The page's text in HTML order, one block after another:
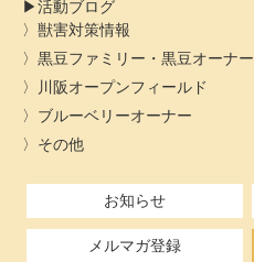
活動ブログ
獣害対策情報
黒豆ファミリー・黒豆オーナー
川阪オープンフィールド
ブルーベリーオーナー
その他
お知らせ
メルマガ登録